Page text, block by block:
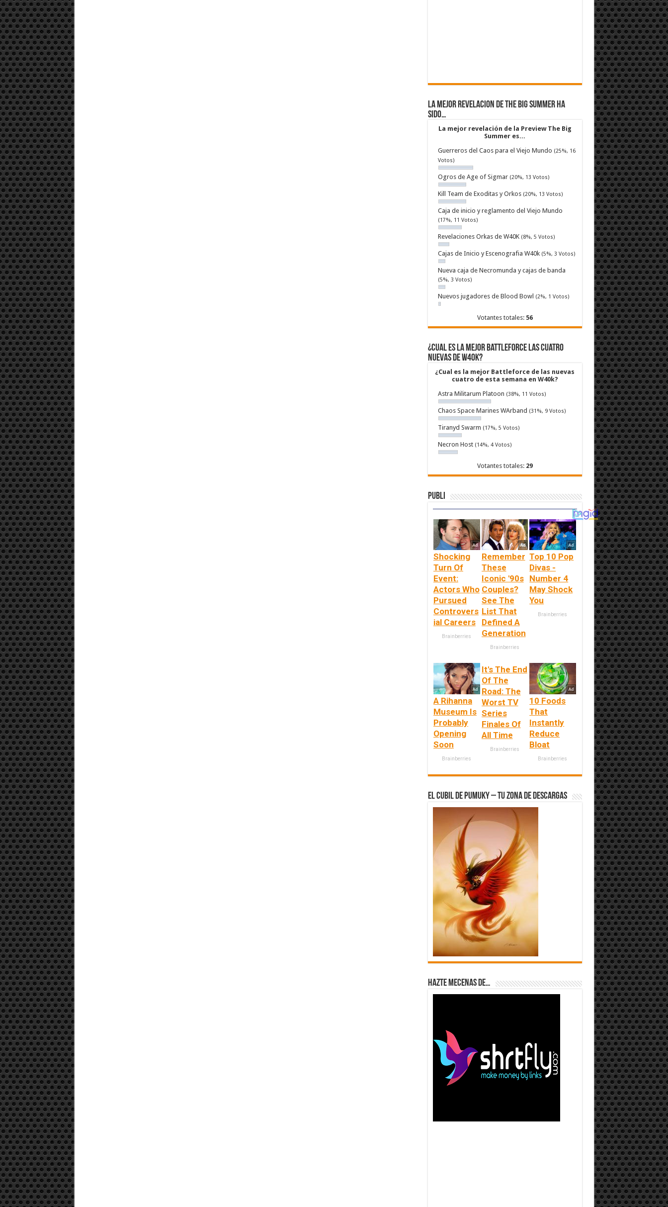
La mejor revelacion de The Big Summer ha
sido…
La mejor revelación de la Preview The Big
Summer es...
Guerreros del Caos para el Viejo Mundo (25%, 16
Votos)
Ogros de Age of Sigmar (20%, 13 Votos)
Kill Team de Exoditas y Orkos (20%, 13 Votos)
Caja de inicio y reglamento del Viejo Mundo
(17%, 11 Votos)
Revelaciones Orkas de W40K (8%, 5 Votos)
Cajas de Inicio y Escenografia W40k (5%, 3 Votos)
Nueva caja de Necromunda y cajas de banda
(5%, 3 Votos)
Nuevos jugadores de Blood Bowl (2%, 1 Votos)
Votantes totales: 56
¿Cual es la mejor Battleforce las cuatro
nuevas de W40k?
¿Cual es la mejor Battleforce de las nuevas
cuatro de esta semana en W40k?
Astra Militarum Platoon (38%, 11 Votos)
Chaos Space Marines WArband (31%, 9 Votos)
Tiranyd Swarm (17%, 5 Votos)
Necron Host (14%, 4 Votos)
Votantes totales: 29
Publi
Shocking
Turn Of
Event:
Actors Who
Pursued
Controvers
ial Careers
Brainberries
Remember
These
Iconic '90s
Couples?
See The
List That
Defined A
Generation
Brainberries
Top 10 Pop
Divas -
Number 4
May Shock
You
Brainberries
A Rihanna
Museum Is
Probably
Opening
Soon
Brainberries
It's The End
Of The
Road: The
Worst TV
Series
Finales Of
All Time
Brainberries
10 Foods
That
Instantly
Reduce
Bloat
Brainberries
El Cubil de Pumuky – Tu zona de Descargas
Hazte Mecenas de…